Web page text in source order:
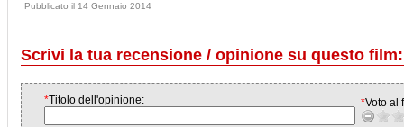
Pubblicato il 14 Gennaio 2014
Scrivi la tua recensione / opinione su questo
*Titolo dell'opinione: *Voto al